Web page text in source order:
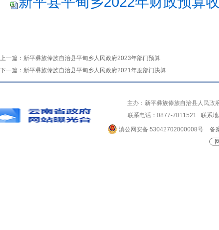
上一篇： 新平彝族傣族自治县平甸乡人民政府2023年部门预算
下一篇： 新平彝族傣族自治县平甸乡人民政府2021年度部门决算
主办：新平彝族傣族自治县人民
联系电话：0877-7011521 联系
滇公网安备 53042702000008号
备